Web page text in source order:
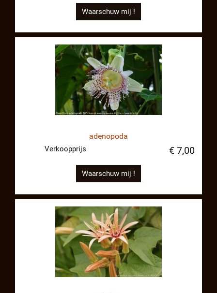
Waarschuw mij !
adenopoda
Verkoopprijs € 7,00
Waarschuw mij !